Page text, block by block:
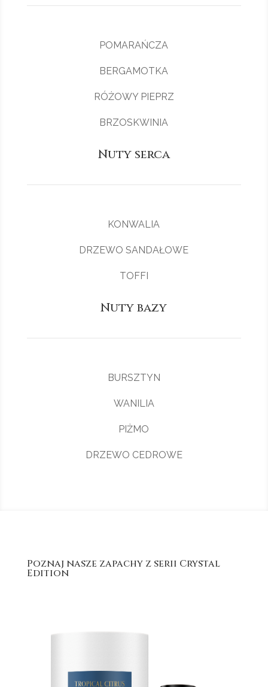
POMARAŃCZA
BERGAMOTKA
RÓŻOWY PIEPRZ
BRZOSKWINIA
Nuty serca
KONWALIA
DRZEWO SANDAŁOWE
TOFFI
Nuty bazy
BURSZTYN
WANILIA
PIŻMO
DRZEWO CEDROWE
Poznaj nasze zapachy z serii Crystal
Edition